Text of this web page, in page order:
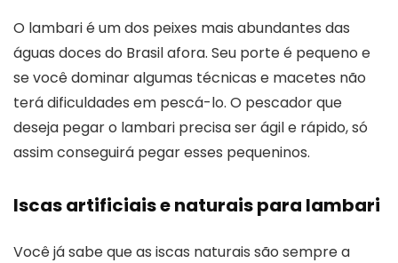
O lambari é um dos peixes mais abundantes das
águas doces do Brasil afora. Seu porte é pequeno e
se você dominar algumas técnicas e macetes não
terá dificuldades em pescá-lo. O pescador que
deseja pegar o lambari precisa ser ágil e rápido, só
assim conseguirá pegar esses pequeninos.
Iscas artificiais e naturais para lambari
Você já sabe que as iscas naturais são sempre a